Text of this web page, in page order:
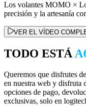
Los volantes MOMO ×
precisión y la artesanía
VER EL VÍDEO
TODO ESTÁ
Queremos que disfrutes
en nuestra web y disfruta
opciones de pago,
exclusivas, solo en